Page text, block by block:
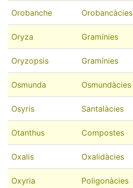
Orobanche
Orobancàcies
Oryza
Gramínies
Oryzopsis
Gramínies
Osmunda
Osmundàcies
Osyris
Santalàcies
Otanthus
Compostes
Oxalis
Oxalidàcies
Oxyria
Poligonàcies